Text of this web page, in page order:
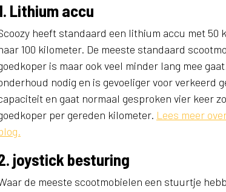
Lithium accu
heeft standaard een lithium accu met
100 kilometer. De meeste standaard
is maar ook veel minder lang mee
nodig en is gevoeliger voor verkeerd
en gaat normaal gesproken vier keer
per gereden kilometer. Lees meer
joystick besturing
de meeste scootmobielen een stuurtje